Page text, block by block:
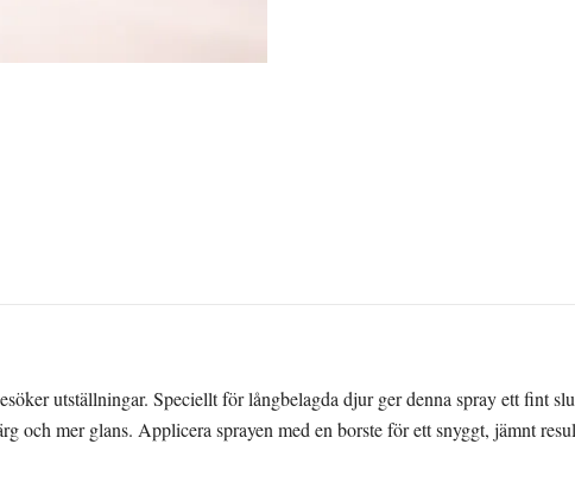
utställningar. Speciellt för långbelagda djur ger denna spray ett fint
och mer glans. Applicera sprayen med en borste för ett snyggt, jämnt